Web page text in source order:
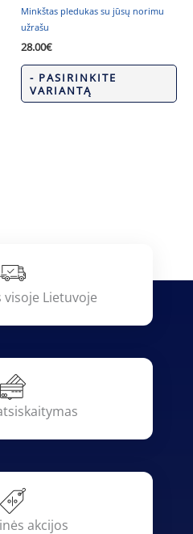
Minkštas pledukas su jūsų norimu
užrašu
28.00€
- PASIRINKITE
VARIANTĄ
Lietuvoje
akcijos